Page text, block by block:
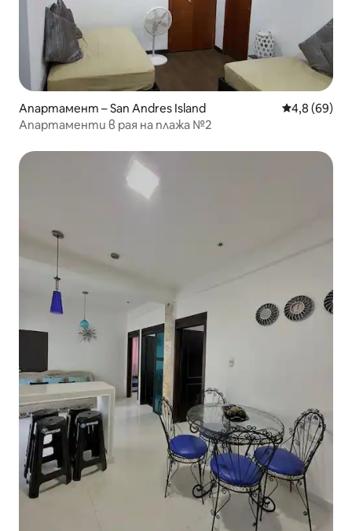
Апартамент – San Andres Island Средна
4,8 (69)
Апартаменти в рая на плажа №2